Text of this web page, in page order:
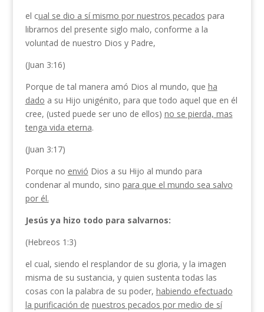
el cual se dio a sí mismo por nuestros pecados para
librarnos del presente siglo malo, conforme a la
voluntad de nuestro Dios y Padre,
(Juan 3:16)
Porque de tal manera amó Dios al mundo, que ha
dado a su Hijo unigénito, para que todo aquel que en él
cree, (usted puede ser uno de ellos) no se pierda, mas
tenga vida eterna.
(Juan 3:17)
Porque no envió Dios a su Hijo al mundo para
condenar al mundo, sino para que el mundo sea salvo
por él.
Jesús ya hizo todo para salvarnos:
(Hebreos 1:3)
el cual, siendo el resplandor de su gloria, y la imagen
misma de su sustancia, y quien sustenta todas las
cosas con la palabra de su poder, habiendo efectuado
la purificación de nuestros pecados por medio de sí